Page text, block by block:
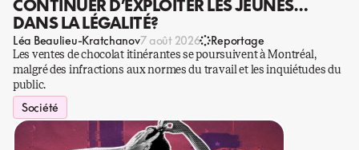
CONTINUER D’EXPLOITER LES JEUNES…
DANS LA LÉGALITÉ?
Léa Beaulieu-Kratchanov7 août 2026 Reportage
Les ventes de chocolat itinérantes se poursuivent à Montréal,
malgré des infractions aux normes du travail et les inquiétudes du
public.
Société